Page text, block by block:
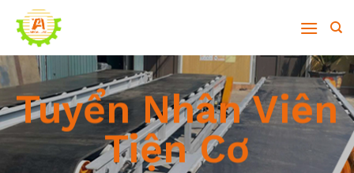
content
Tuyển Nhân Viên
Tiện Cơ